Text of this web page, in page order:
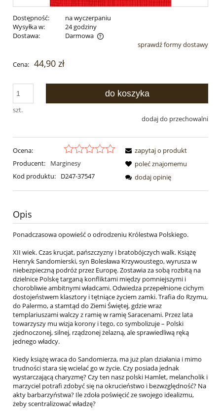
Dostępność:
na wyczerpaniu
Wysyłka w:
24 godziny
Dostawa:
Darmowa
Cena nie zawiera ewentualnych kosztów płatnościsprawdź formy dostawy
Cena: 44,90 zł
szt.
do koszyka
dodaj do przechowalni
Ocena:
Producent:
Marginesy
Kod produktu:
D247-37547
zapytaj o produkt
poleć znajomemu
dodaj opinię
Opis
Ponadczasowa opowieść o odrodzeniu Królestwa Polskiego.
XII wiek. Czas krucjat, pańszczyzny i bratobójczych walk. Książę
Henryk Sandomierski, syn Bolesława Krzywoustego, wyrusza w
niebezpieczną podróż przez Europę. Zostawia za sobą rozbitą na
dzielnice Polskę targaną konfliktami między pomniejszymi i
chorobliwie ambitnymi władcami. Odwiedza przepełnione cichym
dostojeństwem klasztory i tętniące życiem zamki. Trafia do Rzymu,
do Palermo, a stamtąd do Ziemi Świętej, gdzie wraz
templariuszami walczy z ramię w ramię Saracenami. Przez lata
towarzyszy mu wizja korony i tego, co symbolizuje – Polski
zjednoczonej, silnej, rządzonej żelazną, ale sprawiedliwą ręką
jednego władcy.
Kiedy książę wraca do Sandomierza, ma już plan działania i mimo
trudności stara się wcielać go w życie. Czy posiada jednak
wystarczającą charyzmę? Czy ten nasz polski Hamlet, melancholik i
marzyciel potrafi zdobyć się na okrucieństwo i bezwzględność? Na
akty barbarzyństwa? Ile zdoła poświęcić ze swojego idealizmu,
żeby scentralizować władzę?